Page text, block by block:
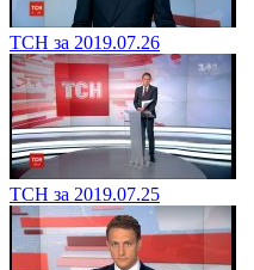
ТСН за 2019.07.26
ТСН за 2019.07.25